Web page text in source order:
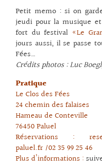
Petit memo : si on
jeudi pour la musique
fort du festival «Le
jours aussi, il se passe
Fées…
Crédits photos : Luc
Pratique
Le Clos des Fées
24 chemin des falaises
Hameau de Conteville
76450 Paluel
Réservations :
paluel.fr /02 35 99 25 46
Plus d’informations :